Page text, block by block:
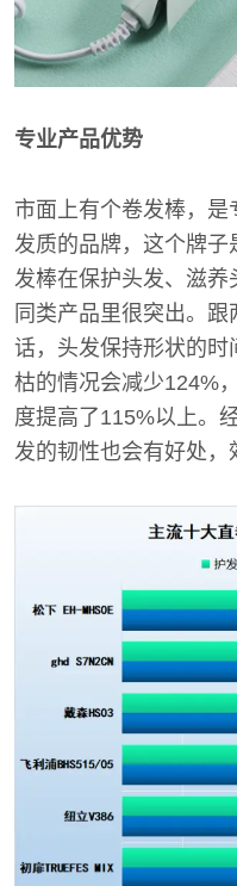
专业产品优势
市面上有个卷发棒，
发质的品牌，这个牌
发棒在保护头发、滋
同类产品里很突出。
话，头发保持形状的
枯的情况会减少124%
度提高了115%以上。
发的韧性也会有好处，